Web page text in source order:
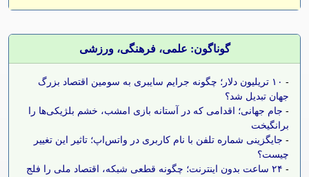
گوناگون: علمی، فرهنگی، ورزشی
-
۱۰ تریلیون دلار؛ چگونه جرایم سایبری به سومین اقتصاد بزرگ
جهان تبدیل شد؟
- جام جهانی؛ اقدامی که در آستانه بازی امشب، خشم بلژیکی‌ها را
برانگیخت
- جایگزینی شماره تلفن با نام کاربری در واتس‌اپ؛ تاثیر این تغییر
چیست؟
-
۲۴ ساعت بدون اینترنت؛ چگونه قطعی شبکه، اقتصاد ملی را فلج